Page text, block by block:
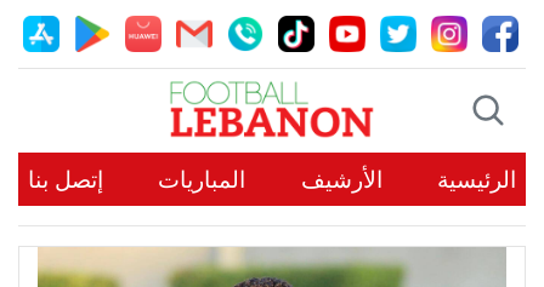
الرئيسية الأرشيف المباريات إتصل بنا